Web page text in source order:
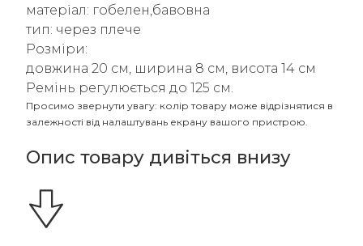
матеріал: гобелен,бавовна
тип: через плече
Розміри:
довжина 20 см, ширина 8 см, висота 14 см
Ремінь регулюється до 125 см.
Просимо звернути увагу: колір товару може відрізнятися в
залежності від налаштувань екрану вашого пристрою.
Опис товару дивіться внизу